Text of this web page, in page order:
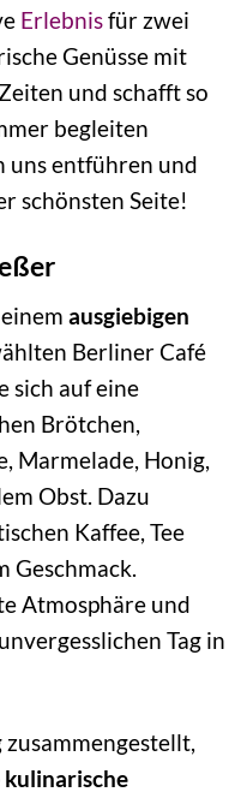
Erlebnisfür zwei
Genüsse mit
und schafft so
begleiten
uns entführen und
schönsten Seite!
ausgiebigen
Berliner Café
sich auf eine
Brötchen,
Marmelade, Honig,
Obst. Dazu
Kaffee, Tee
Geschmack.
Atmosphäre und
Tag in